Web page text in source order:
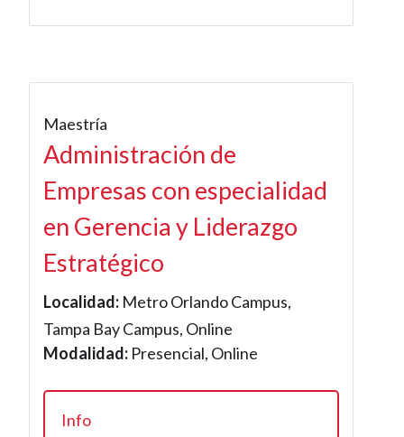
Maestría
Administración de
Empresas con especialidad
en Gerencia y Liderazgo
Estratégico
Localidad: Metro Orlando Campus,
Tampa Bay Campus, Online
Modalidad: Presencial, Online
Info